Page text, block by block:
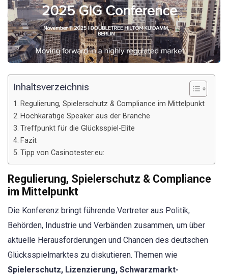
Inhaltsverzeichnis
Regulierung, Spielerschutz & Compliance im Mittelpunkt
Hochkarätige Speaker aus der Branche
Treffpunkt für die Glücksspiel-Elite
Fazit
Tipp von Casinotester.eu:
Regulierung, Spielerschutz & Compliance
im Mittelpunkt
Die Konferenz bringt führende Vertreter aus Politik,
Behörden, Industrie und Verbänden zusammen, um über
aktuelle Herausforderungen und Chancen des deutschen
Glücksspielmarktes zu diskutieren. Themen wie
Spielerschutz, Lizenzierung, Schwarzmarkt-